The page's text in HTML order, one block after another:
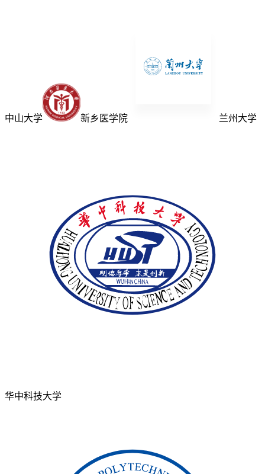
中山大学 新乡医学院 兰州大学
华中科技大学